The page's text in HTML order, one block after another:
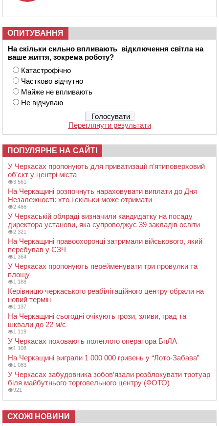
ОПИТУВАННЯ
На скільки сильно впливають відключення світла на
ваше життя, зокрема роботу?
Катастрофічно
Частково відчутно
Майже не впливають
Не відчуваю
Переглянути результати
ПОПУЛЯРНЕ НА САЙТІ
У Черкасах пропонують для приватизації п’ятиповерховий
об’єкт у центрі міста
3 561
На Черкащині розпочнуть нараховувати виплати до Дня
Незалежності: хто і скільки може отримати
2 466
У Черкаській облраді визначили кандидатку на посаду
директора установи, яка супроводжує 39 закладів освіти
2 321
На Черкащині правоохоронці затримали військового, який
перебував у СЗЧ
1 364
У Черкасах пропонують перейменувати три провулки та
площу
1 188
Керівницю черкаського реабілітаційного центру обрали на
новий термін
1 137
На Черкащині сьогодні очікують грози, зливи, град та
шквали до 22 м/с
1 119
У Черкасах поховають полеглого оператора БпЛА
1 108
На Черкащині виграли 1 000 000 гривень у “Лото-Забава”
1 083
У Черкасах забудовника зобов’язали розблокувати тротуар
біля майбутнього торговельного центру (ФОТО)
921
СХОЖІ НОВИНИ